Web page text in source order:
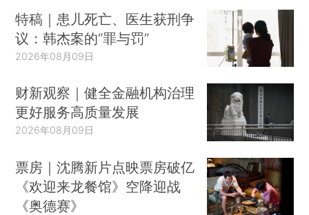
特稿｜患儿死亡、医生获刑争
议：韩杰案的“罪与罚”
2026年08月09日
财新观察｜健全金融机构治理
更好服务高质量发展
2026年08月09日
票房｜沈腾新片点映票房破亿
《欢迎来龙餐馆》空降迎战
《奥德赛》